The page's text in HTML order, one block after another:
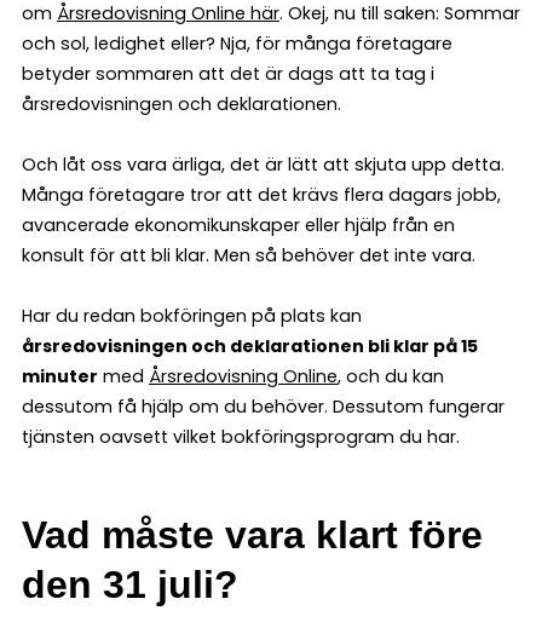
om Årsredovisning Online här. Okej, nu till saken: Sommar
och sol, ledighet eller? Nja, för många företagare
betyder sommaren att det är dags att ta tag i
årsredovisningen och deklarationen.
Och låt oss vara ärliga, det är lätt att skjuta upp detta.
Många företagare tror att det krävs flera dagars jobb,
avancerade ekonomikunskaper eller hjälp från en
konsult för att bli klar. Men så behöver det inte vara.
Har du redan bokföringen på plats kan
årsredovisningen och deklarationen bli klar på 15
minuter med Årsredovisning Online, och du kan
dessutom få hjälp om du behöver. Dessutom fungerar
tjänsten oavsett vilket bokföringsprogram du har.
Vad måste vara klart före
den 31 juli?